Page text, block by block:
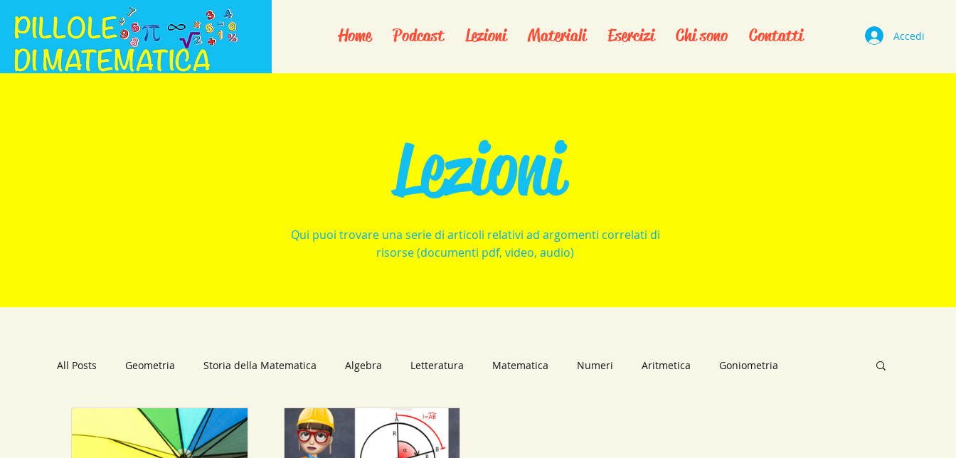
Home Podcast Lezioni Materiali Esercizi Chi sono Contatti Accedi
Lezioni
Qui puoi trovare una serie di articoli relativi ad argomenti correlati di
risorse (documenti pdf, video, audio)
All Posts Geometria Storia della Matematica Algebra Letteratura Matematica Numeri Aritmetica Goniometria
Trigonometria Applicazioni pratiche Libri Audiolibri Il mago dei numeri